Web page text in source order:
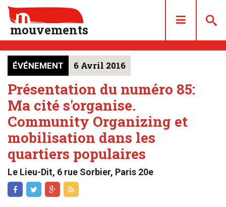
mouvements
DOSSIERS
ARTICLES
LES NUMÉROS
QUI SOMMES NOUS ?
ACHAT/ABONNEMENT
CONTACT
ÉVÉNEMENT 6 Avril 2016
Présentation du numéro 85:
Ma cité s'organise.
Community Organizing et
mobilisation dans les
quartiers populaires
Le Lieu-Dit, 6 rue Sorbier, Paris 20e